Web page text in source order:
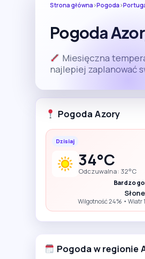
Strona główna›Pogoda›
Pogoda
Miesięczna
najlepiej zaplanować
Pogoda Azory
Dzisiaj
34°C
Odczuwalna: 32°C
Bardzo
Wilgotność 24% • Wiatr
Pogoda w regionie